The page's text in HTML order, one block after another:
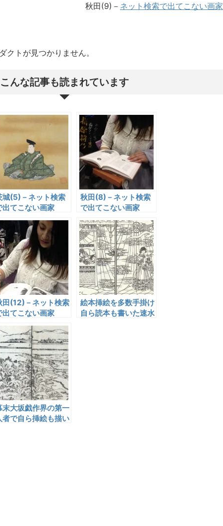
秋田(9)－ ネット検索で出てこない画家
トが見つかりません。
こんな記事も読まれています
城(5)－ネット検索
出てこない画家
秋田(8)－ネット検索
で出てこない画家
田(12)－ネット検索
出てこない画家
絵本挿絵を多数手掛け
自ら読本も書いた速水
末大坂戯作界の第一
者で自ら挿絵も描い